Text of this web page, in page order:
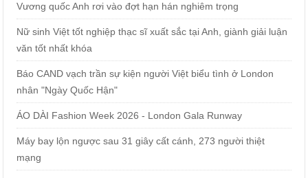
Vương quốc Anh rơi vào đợt hạn hán nghiêm trọng
Nữ sinh Việt tốt nghiệp thạc sĩ xuất sắc tại Anh, giành giải luận
văn tốt nhất khóa
Báo CAND vạch trần sự kiện người Việt biểu tình ở London
nhân "Ngày Quốc Hận"
ÁO DÀI Fashion Week 2026 - London Gala Runway
Máy bay lộn ngược sau 31 giây cất cánh, 273 người thiệt
mạng